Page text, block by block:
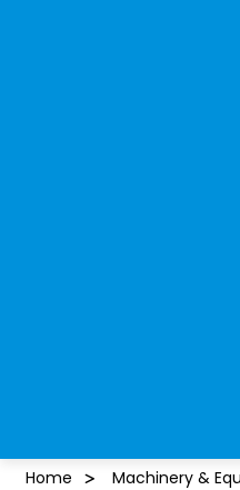
Home Machinery &